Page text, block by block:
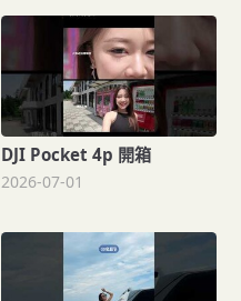
DJI Pocket 4p 開箱
2026-07-01